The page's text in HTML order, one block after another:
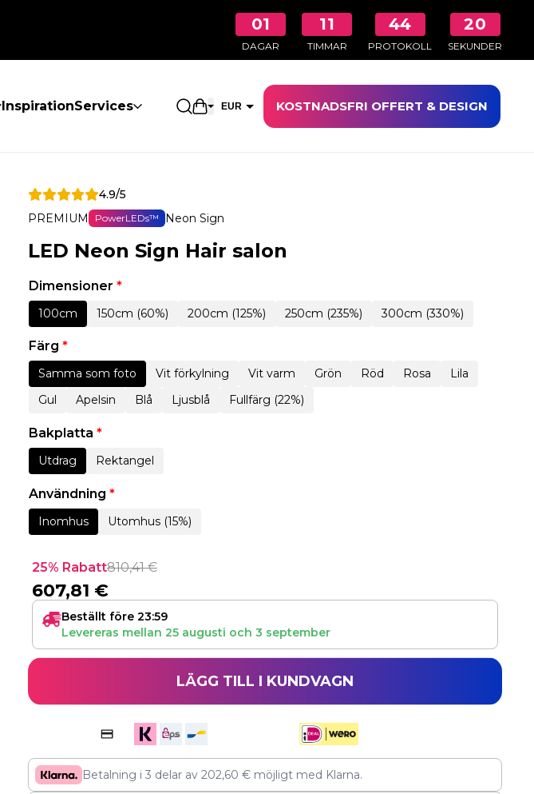
01
DAGAR
11
TIMMAR
44
PROTOKOLL
19
SEKUNDER
InspirationServices Öppna kundkorgen
EUR KOSTNADSFRI OFFERT & DESIGN
4.9/5
PREMIUM
PowerLEDs™ Neon Sign
LED Neon Sign Hair salon
Dimensioner *
100cm 150cm (60%) 200cm (125%) 250cm (235%) 300cm (330%)
Färg *
Samma som foto Vit förkylning Vit varm Grön Röd Rosa
Lila
Gul
Apelsin Blå Ljusblå Fullfärg (22%)
Bakplatta *
Utdrag Rektangel
Användning *
Inomhus Utomhus (15%)
25% Rabatt810,41€
607,81 €
Beställt före 23:59
Levereras mellan 25 augusti och 3 september
LÄGG TILL I KUNDVAGN
Betalning i 3 delar av202,60€ möjligt med Klarna.